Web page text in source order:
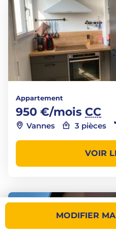
MODIFIER
Appartement
950 €/mois CC
Vannes 3 pièces
VOIR